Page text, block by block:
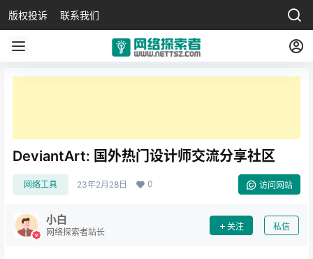
版权投诉 联系我们
DeviantArt: 国外热门设计师交流分享社区
网络工具 23年2月28日 0 访问网站
小白
网络探索者站长
关注 私信